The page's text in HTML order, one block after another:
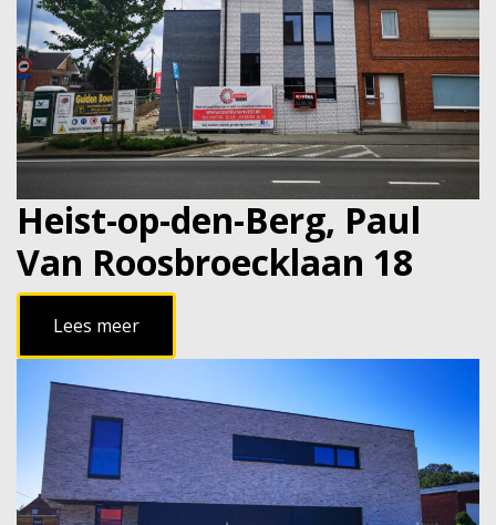
Heist-op-den-Berg, Paul
Van Roosbroecklaan 18
Lees meer